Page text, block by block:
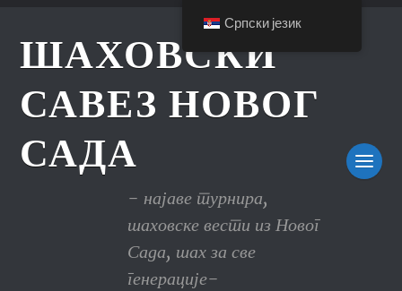
ШАХОВСКИ
САВЕЗ НОВОГ
САДА
- најаве турнира,
шаховске вести из Новог
Сада, шах за све
генерације-
Српски језик